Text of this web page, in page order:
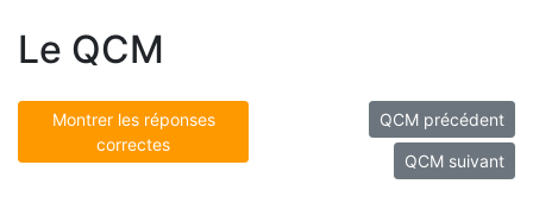
Le QCM
Montrer les réponses
correctes
QCM précédent
QCM suivant